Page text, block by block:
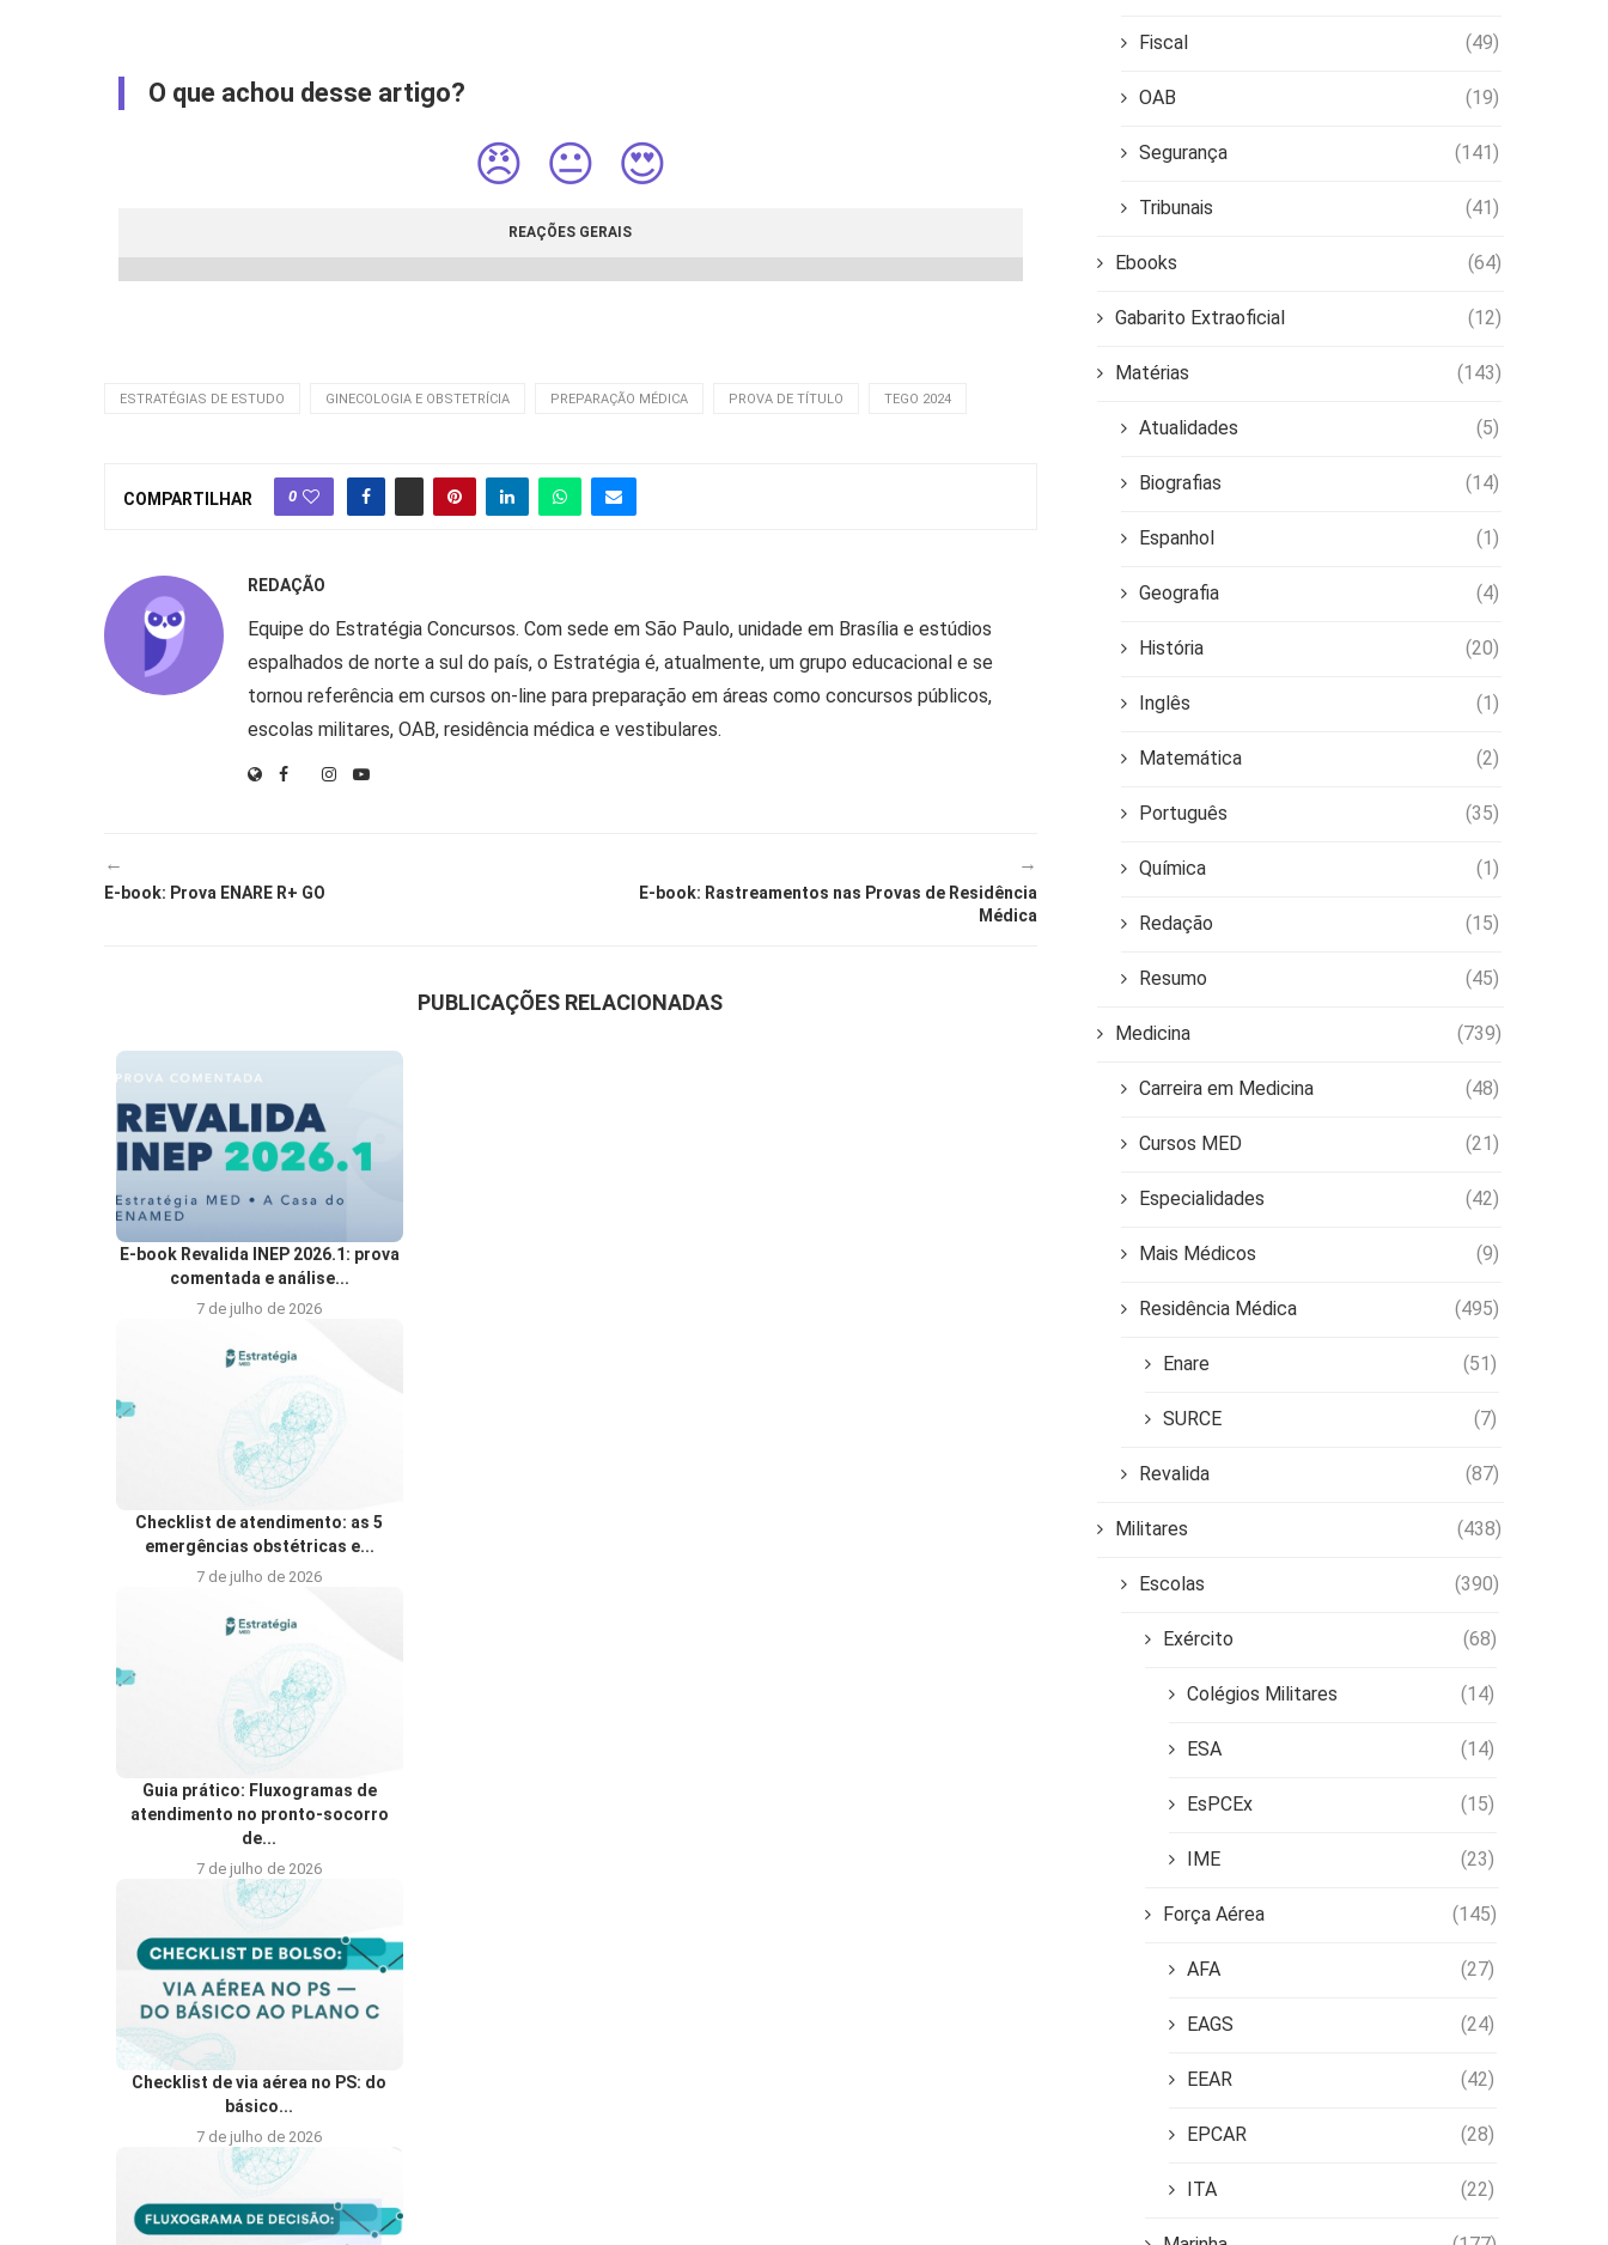
O que achou desse artigo?
😠 😐 😍
REAÇÕES GERAIS
ESTRATÉGIAS DE ESTUDO GINECOLOGIA E OBSTETRÍCIA PREPARAÇÃO MÉDICA PROVA DE TÍTULO TEGO 2024
COMPARTILHAR 0
REDAÇÃO
Equipe do Estratégia Concursos. Com sede em São Paulo, unidade em Brasília e estúdios
espalhados de norte a sul do país, o Estratégia é, atualmente, um grupo educacional e se
tornou referência em cursos on-line para preparação em áreas como concursos públicos,
escolas militares, OAB, residência médica e vestibulares.
←
E-book: Prova ENARE R+ GO
→
E-book: Rastreamentos nas Provas de Residência
Médica
PUBLICAÇÕES RELACIONADAS
E-book Revalida INEP 2026.1: prova
comentada e análise...
7 de julho de 2026
Checklist de atendimento: as 5
emergências obstétricas e...
7 de julho de 2026
Guia prático: Fluxogramas de
atendimento no pronto-socorro
de...
7 de julho de 2026
Checklist de via aérea no PS: do
básico...
7 de julho de 2026
Fiscal (49)
OAB (19)
Segurança (141)
Tribunais (41)
Ebooks (64)
Gabarito Extraoficial (12)
Matérias (143)
Atualidades (5)
Biografias (14)
Espanhol (1)
Geografia (4)
História (20)
Inglês (1)
Matemática (2)
Português (35)
Química (1)
Redação (15)
Resumo (45)
Medicina (739)
Carreira em Medicina (48)
Cursos MED (21)
Especialidades (42)
Mais Médicos (9)
Residência Médica (495)
Enare (51)
SURCE (7)
Revalida (87)
Militares (438)
Escolas (390)
Exército (68)
Colégios Militares (14)
ESA (14)
EsPCEx (15)
IME (23)
Força Aérea (145)
AFA (27)
EAGS (24)
EEAR (42)
EPCAR (28)
ITA (22)